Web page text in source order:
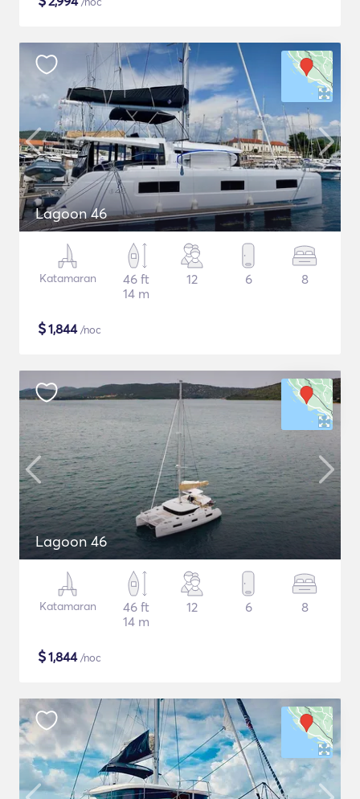
Lagoon 46
Katamaran
46 ft
14 m
12 6 8
$1,844/noc
Lagoon 46
Katamaran
46 ft
14 m
12 6 8
$1,844/noc